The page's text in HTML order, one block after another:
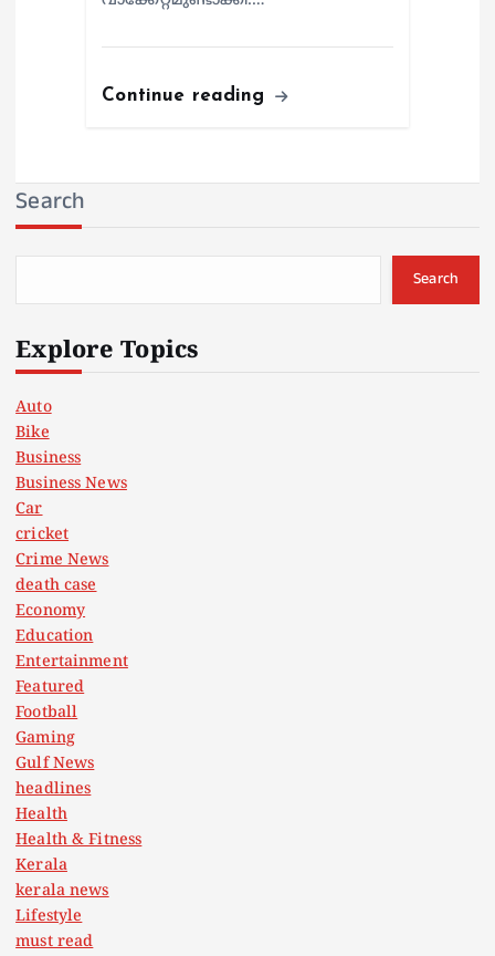
Continue reading
Search
Search
Explore Topics
Auto
Bike
Business
Business News
Car
cricket
Crime News
death case
Economy
Education
Entertainment
Featured
Football
Gaming
Gulf News
headlines
Health
Health & Fitness
Kerala
kerala news
Lifestyle
must read